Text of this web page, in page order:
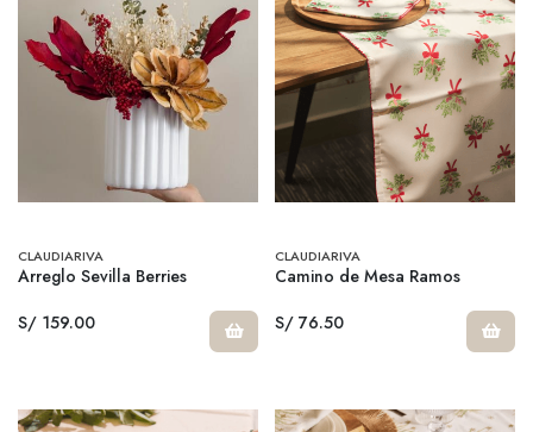
CLAUDIARIVA
Arreglo Sevilla Berries
S/ 159.00
CLAUDIARIVA
Camino de Mesa Ramos
S/ 76.50